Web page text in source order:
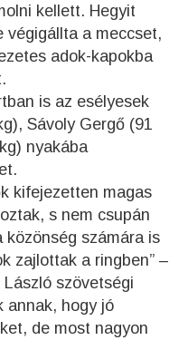
kellett. Hegyit
végigállta a meccset,
adok-kapokba
is az esélyesek
Sávoly Gergő (91
nyakába
kifejezetten magas
s nem csupán
közönség számára is
zajlottak a ringben” –
szövetségi
annak, hogy jó
de most nagyon